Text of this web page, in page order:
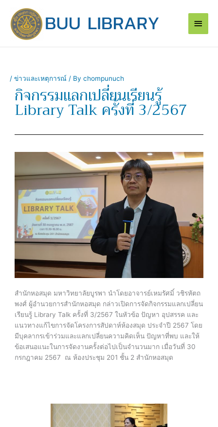
content
Main
/ ข่าวและเหตุการณ์ / By chompunuch
กิจกรรมแลกเปลี่ยนเรียนรู้
Library Talk ครั้งที่ 3/2567
สำนักหอสมุด มหาวิทยาลัยบูรพา นำโดยอาจารย์เหมรัศมิ์ วชิรหัตถ
พงศ์ ผู้อำนวยการสำนักหอสมุด กล่าวเปิดการจัดกิจกรรมแลกเปลี่ยน
เรียนรู้ Library Talk ครั้งที่ 3/2567 ในหัวข้อ ปัญหา อุปสรรค และ
แนวทางแก้ไขการจัดโครงการสัปดาห์ห้องสมุด ประจำปี 2567 โดย
มีบุคลากรเข้าร่วมและแลกเปลี่ยนความคิดเห็น ปัญหาที่พบ และให้
ข้อเสนอแนะในการจัดงานครั้งต่อไปเป็นจำนวนมาก เมื่อวันที่ 30
กรกฎาคม 2567 ณ ห้องประชุม 201 ชั้น 2 สำนักหอสมุด